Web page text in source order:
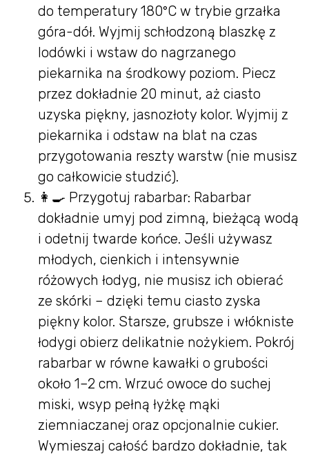
do temperatury 180°C w trybie grzałka
góra-dół. Wyjmij schłodzoną blaszkę z
lodówki i wstaw do nagrzanego
piekarnika na środkowy poziom. Piecz
przez dokładnie 20 minut, aż ciasto
uzyska piękny, jasnozłoty kolor. Wyjmij z
piekarnika i odstaw na blat na czas
przygotowania reszty warstw (nie musisz
go całkowicie studzić).
👩‍🍳 Przygotuj rabarbar: Rabarbar
dokładnie umyj pod zimną, bieżącą wodą
i odetnij twarde końce. Jeśli używasz
młodych, cienkich i intensywnie
różowych łodyg, nie musisz ich obierać
ze skórki – dzięki temu ciasto zyska
piękny kolor. Starsze, grubsze i włókniste
łodygi obierz delikatnie nożykiem. Pokrój
rabarbar w równe kawałki o grubości
około 1–2 cm. Wrzuć owoce do suchej
miski, wsyp pełną łyżkę mąki
ziemniaczanej oraz opcjonalnie cukier.
Wymieszaj całość bardzo dokładnie, tak